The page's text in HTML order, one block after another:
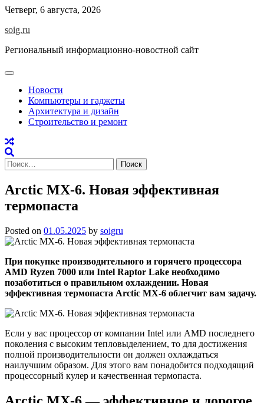
Skip
content
Четверг, 6 августа, 2026
soig.ru
Региональный информационно-новостной сайт
Новости
Компьютеры и гаджеты
Архитектура и дизайн
Строительство и ремонт
Найти:
Arctic MX-6. Новая эффективная
термопаста
Posted on 01.05.2025 by soigru
При покупке производительного и горячего процессора
AMD Ryzen 7000 или Intel Raptor Lake необходимо
позаботиться о правильном охлаждении. Новая
эффективная термопаста Arctic MX-6 облегчит вам задачу.
Если у вас процессор от компании Intel или AMD последнего
поколения с высоким тепловыделением, то для достижения
полной производительности он должен охлаждаться
наилучшим образом. Для этого вам понадобится подходящий
процессорный кулер и качественная термопаста.